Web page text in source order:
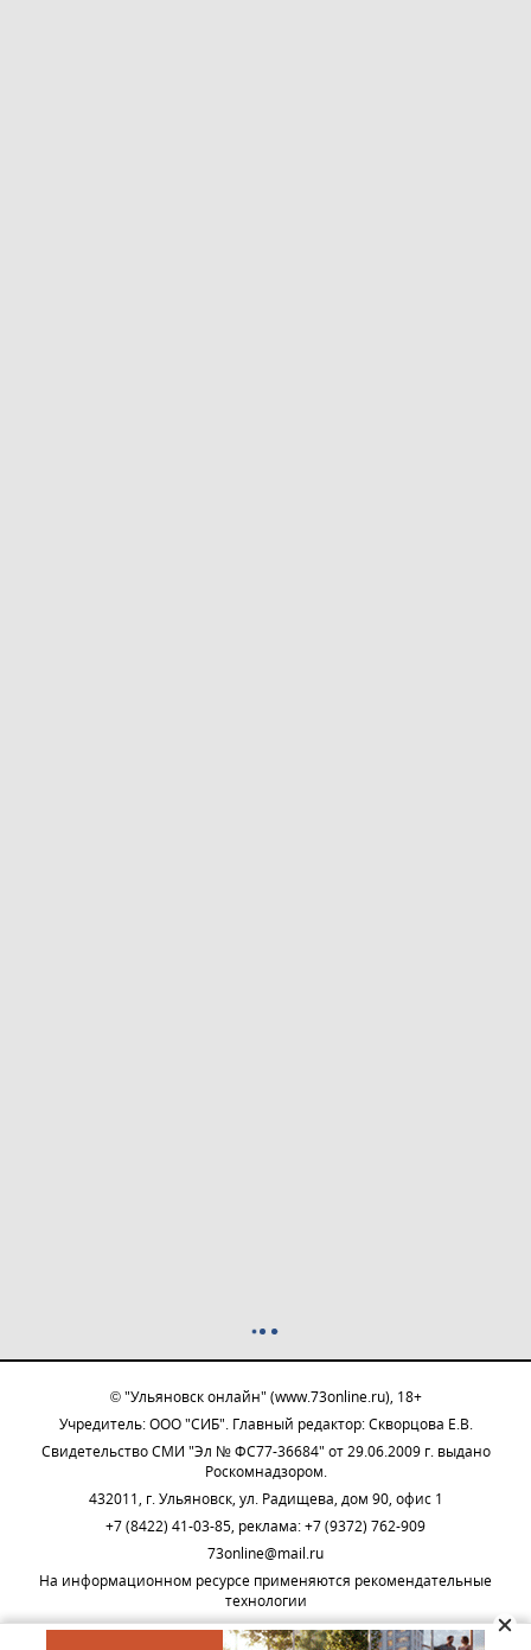
© "Ульяновск онлайн" (www.73online.ru), 18+
Учредитель: ООО "СИБ". Главный редактор: Скворцова Е.В.
Свидетельство СМИ "Эл № ФС77-36684" от 29.06.2009 г. выдано
Роскомнадзором.
432011, г. Ульяновск, ул. Радищева, дом 90, офис 1
+7 (8422) 41-03-85, реклама: +7 (9372) 762-909
73online@mail.ru
На информационном ресурсе применяются рекомендательные
технологии